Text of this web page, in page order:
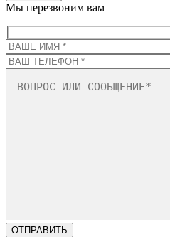
Мы перезвоним вам